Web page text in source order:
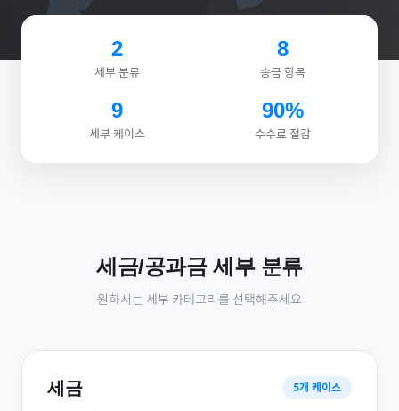
2
세부 분류
8
송금 항목
9
세부 케이스
90%
수수료 절감
세금/공과금세부 분류
원하시는 세부 카테고리를 선택해주세요
세금 5개 케이스